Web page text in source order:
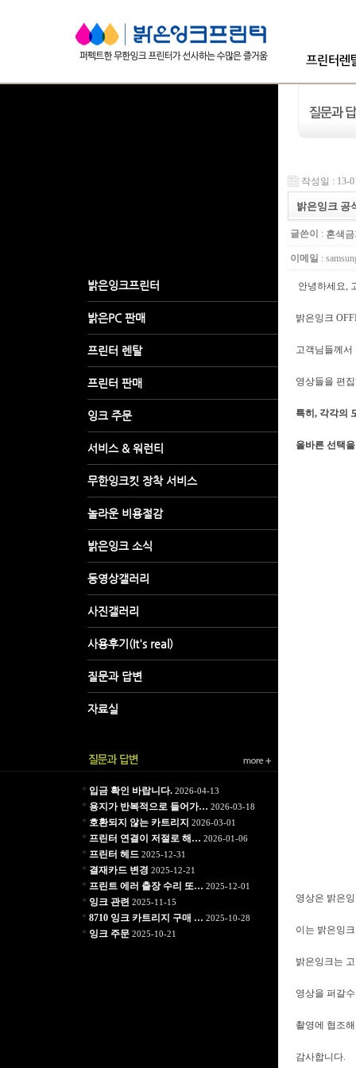
* 입금 확인 바랍니다.2026-04-13
* 용지가 반복적으로 들어가… 2026-03-18
* 호환되지 않는 카트리지 2026-03-01
* 프린터 연결이 저절로 해… 2026-01-06
* 프린터 헤드 2025-12-31
* 결재카드 변경 2025-12-21
* 프린트 에러 출장 수리 또… 2025-12-01
* 잉크 관련 2025-11-15
* 8710 잉크 카트리지 구매 … 2025-10-28
* 잉크 주문2025-10-21
작성일 : 13-
밝은잉크 공
글쓴이 : 혼색금
이메일 :
안녕하세요,
밝은잉크
고객님들께서
영상들을 편
특히, 각각의
올바른 선택
영상은 밝은
이는 밝은잉
밝은잉크는
영상을 퍼갈
촬영에 협조
감사합니다.